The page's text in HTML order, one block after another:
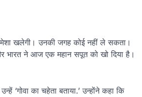
खलेगी। उनकी जगह कोई नहीं ले सकता।
भारत ने आज एक महान सपूत को खो दिया है।
‘गोवा का चहेता बताया.’ उन्होंने कहा कि